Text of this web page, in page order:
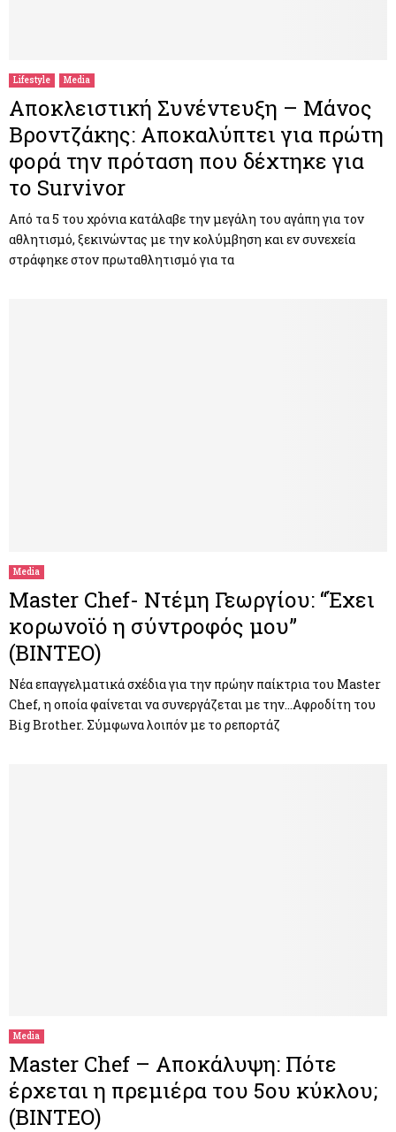
Lifestyle Media
Αποκλειστική Συνέντευξη – Μάνος
Βροντζάκης: Αποκαλύπτει για πρώτη
φορά την πρόταση που δέχτηκε για
το Survivor
Από τα 5 του χρόνια κατάλαβε την μεγάλη του αγάπη για τον
αθλητισμό, ξεκινώντας με την κολύμβηση και εν συνεχεία
στράφηκε στον πρωταθλητισμό για τα
Media
Master Chef- Ντέμη Γεωργίου: “Έχει
κορωνοϊό η σύντροφός μου”
(ΒΙΝΤΕΟ)
Νέα επαγγελματικά σχέδια για την πρώην παίκτρια του Master
Chef, η οποία φαίνεται να συνεργάζεται με την…Αφροδίτη του
Big Brother. Σύμφωνα λοιπόν με το ρεπορτάζ
Media
Master Chef – Αποκάλυψη: Πότε
έρχεται η πρεμιέρα του 5ου κύκλου;
(ΒΙΝΤΕΟ)